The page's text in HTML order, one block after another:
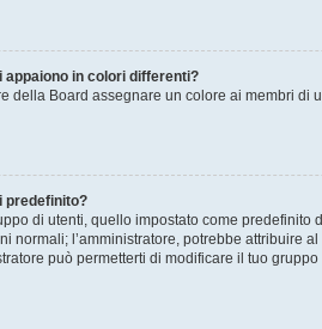
appaiono in colori differenti?
della Board assegnare un colore ai membri di
predefinito?
di utenti, quello impostato come predefinito
normali; l’amministratore, potrebbe attribuire
può permetterti di modificare il tuo